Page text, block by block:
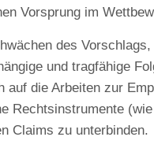
Vorsprung im
des
und tragfähige
die Arbeiten zur
Rechtsinstrumente
Claims zu unterbinden.